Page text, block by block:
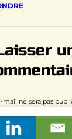
mail ne sera pas
*